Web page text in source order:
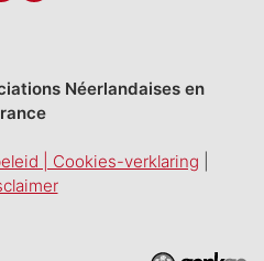
Néerlandaises en
| Cookies-verklaring